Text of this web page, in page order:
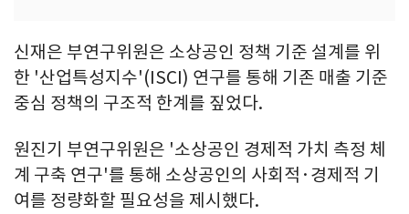
신재은 부연구위원은 소상공인 정책 기준 설계를 위
한 '산업특성지수'(ISCI) 연구를 통해 기존 매출 기준
중심 정책의 구조적 한계를 짚었다.
원진기 부연구위원은 '소상공인 경제적 가치 측정 체
계 구축 연구'를 통해 소상공인의 사회적·경제적 기
여를 정량화할 필요성을 제시했다.